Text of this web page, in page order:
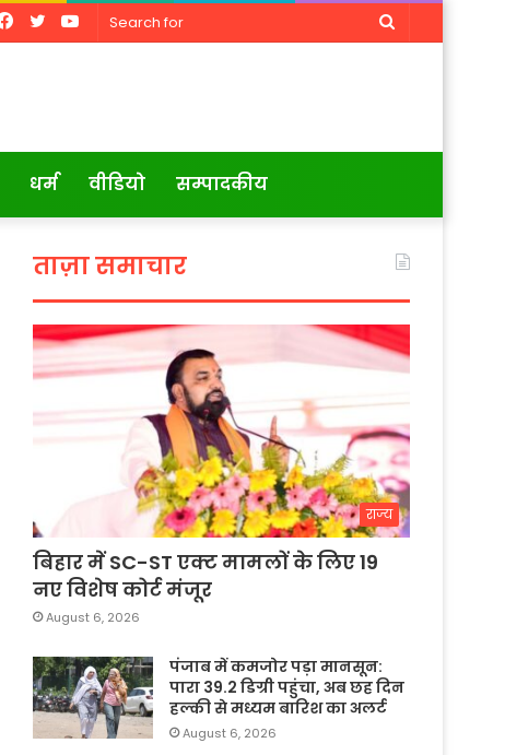
Search
YouTube
Twitter
Facebook
धर्म वीडियो सम्पादकीय
ताज़ा समाचार
राज्य
बिहार में SC-ST एक्ट मामलों के लिए 19
नए विशेष कोर्ट मंजूर
August 6, 2026
पंजाब में कमजोर पड़ा मानसून:
पारा 39.2 डिग्री पहुंचा, अब छह दिन
हल्की से मध्यम बारिश का अलर्ट
August 6, 2026